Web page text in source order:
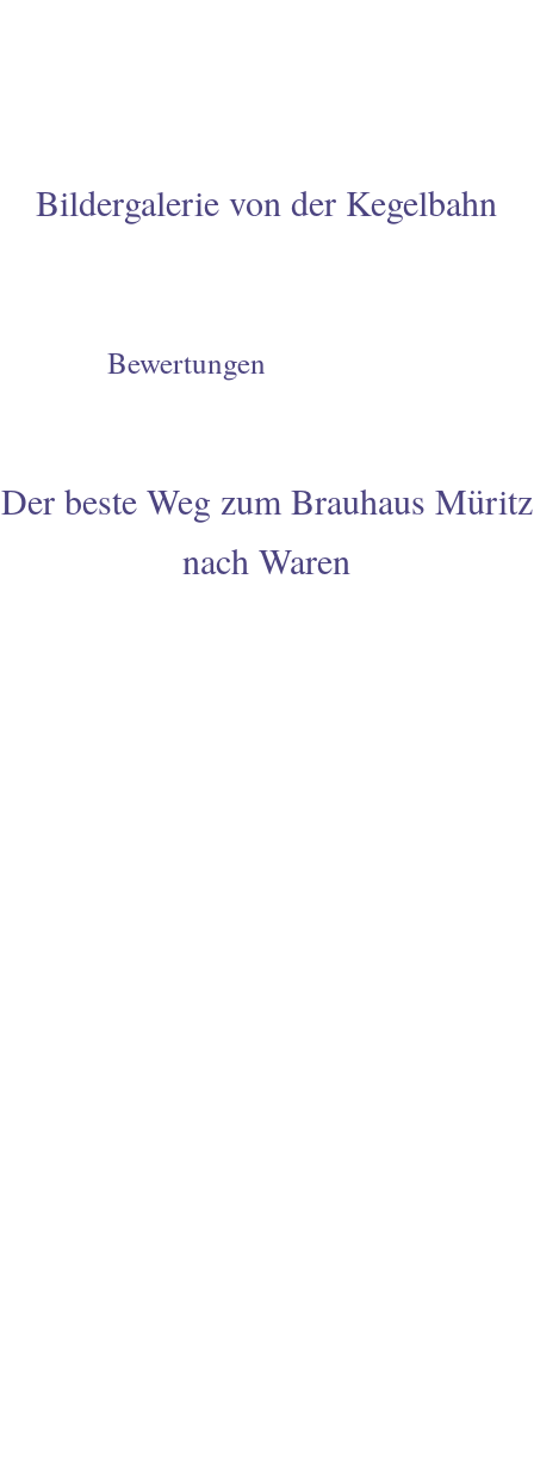
Bildergalerie von der Kegelbahn
Bewertungen
Der beste Weg zum Brauhaus Müritz
nach Waren